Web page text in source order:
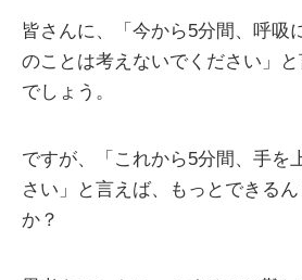
皆さんに、「今から5分間、呼吸
のことは考えないでください」
でしょう。
ですが、「これから5分間、手を
さい」と言えば、もっとできる
か？